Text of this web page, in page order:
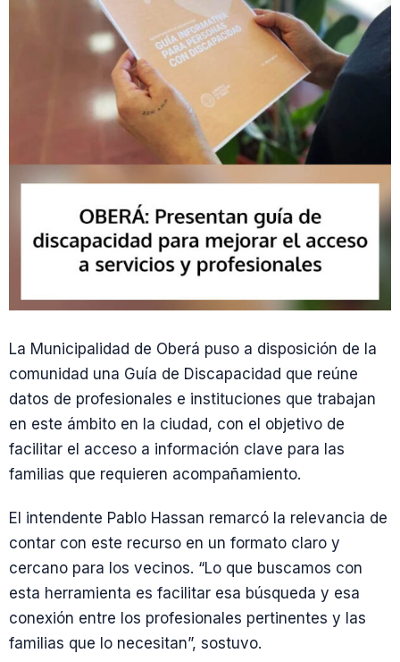
La Municipalidad de Oberá puso a disposición de la
comunidad una Guía de Discapacidad que reúne
datos de profesionales e instituciones que trabajan
en este ámbito en la ciudad, con el objetivo de
facilitar el acceso a información clave para las
familias que requieren acompañamiento.
El intendente Pablo Hassan remarcó la relevancia de
contar con este recurso en un formato claro y
cercano para los vecinos. “Lo que buscamos con
esta herramienta es facilitar esa búsqueda y esa
conexión entre los profesionales pertinentes y las
familias que lo necesitan”, sostuvo.